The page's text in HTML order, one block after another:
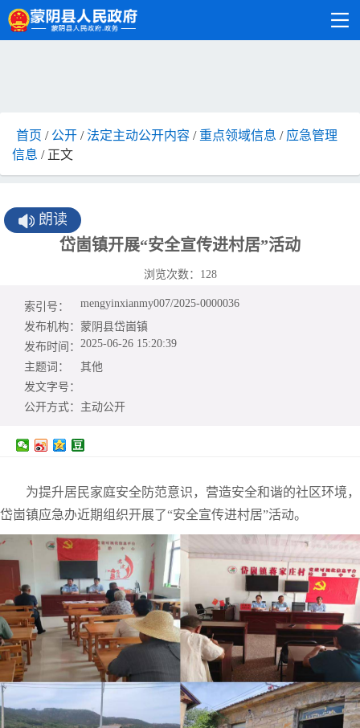
首页 / 公开 /法定主动公开内容 / 重点领域信息 / 应急管理
信息 / 正文
朗读
岱崮镇开展“安全宣传进村居”活动
浏览次数： 128
索引号：
mengyinxianmy007/2025-0000036
发布机构： 蒙阴县岱崮镇
发布时间： 2025-06-26 15:20:39
主题词：
其他
发文字号：
公开方式： 主动公开
为提升居民家庭安全防范意识，营造安全和谐的社区环境，
岱崮镇应急办近期组织开展了“安全宣传进村居”活动。